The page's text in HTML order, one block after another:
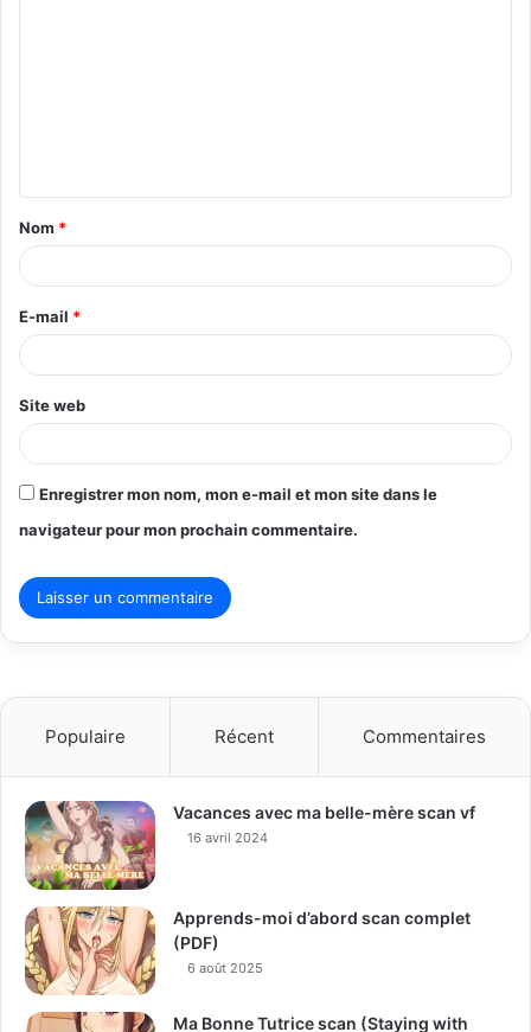
t
a
e
*
Nom *
E-mail *
Site web
Enregistrer mon nom, mon e-mail et mon site dans le
navigateur pour mon prochain commentaire.
Populaire Récent Commentaires
Vacances avec ma belle-mère scan vf
16 avril 2024
Apprends-moi d’abord scan complet
(PDF)
6 août 2025
Ma Bonne Tutrice scan (Staying with